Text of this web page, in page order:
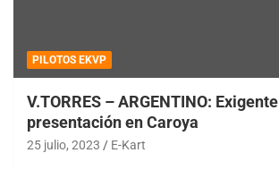
PILOTOS EKVP
V.TORRES – ARGENTINO: Exigente
presentación en Caroya
25 julio, 2023 E-Kart